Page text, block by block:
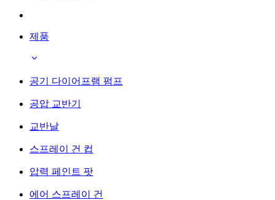
제품
공기 다이어프램 펌프
공압 교반기
교반날
스프레이 건 컵
압력 페인트 팟
에어 스프레이 건